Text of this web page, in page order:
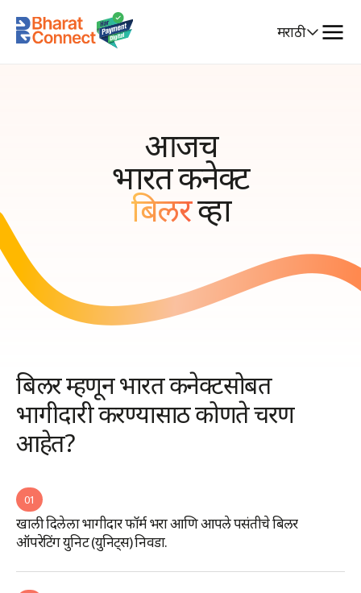
Select
मराठी
आजच
भारत कनेक्ट
बिलरव्हा
बिलर म्हणून भारत कनेक्टसोबत
भागीदारी करण्यासाठी कोणते चरण
आहेत?
01
खाली दिलेला भागीदार फॉर्म भरा आणि आपले पसंतीचे बिलर
ऑपरेटिंग युनिट (युनिट्स) निवडा.